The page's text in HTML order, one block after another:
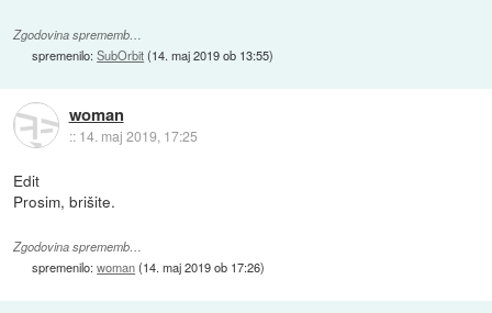
Zgodovina sprememb…
spremenilo:SubOrbit(14. maj 2019 ob 13:55)
woman
:: 14. maj 2019, 17:25
Edit
Prosim, brišite.
Zgodovina sprememb…
spremenilo:woman(14. maj 2019 ob 17:26)